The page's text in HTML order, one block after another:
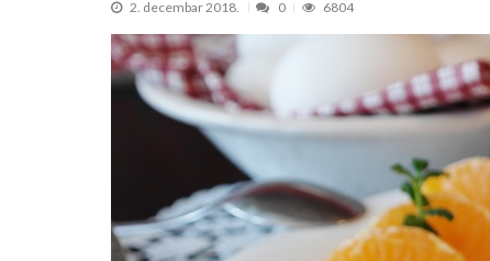
Pančevo: Održan treći sastanak
Projekat „Mistični Dunav“ razvija
Pančevo: Počela rekonstrukcija
Pančevo: Počinje izgradnja
„Lepo leto“ donosi književne večeri u
Za ovog Pančevca verovatno nikad
2. decembar 2018. 0 6804